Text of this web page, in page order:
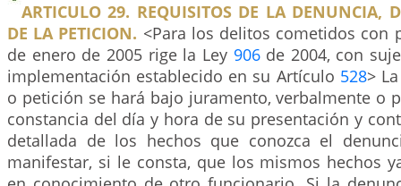
ARTICULO 29. REQUISITOS DE LA DENUNCIA,
DE LA PETICION. <Para los delitos cometidos con
de enero de 2005 rige la Ley 906de 2004, con
implementación establecido en su Artículo 528>
o petición se hará bajo juramento, verbalmente o
constancia del día y hora de su presentación y
detallada de los hechos que conozca el
manifestar, si le consta, que los mismos hechos